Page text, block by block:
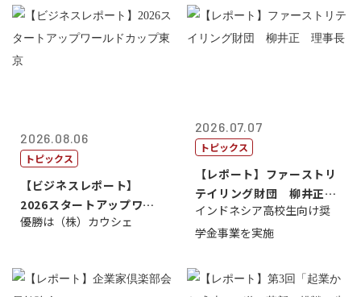
2026.08.06
トピックス
【ビジネスレポート】
2026スタートアップワー
ルドカップ東京
優勝は（株）カウシェ
2026.07.07
トピックス
【レポート】ファーストリ
テイリング財団 柳井正
理事長
インドネシア高校生向け奨
学金事業を実施